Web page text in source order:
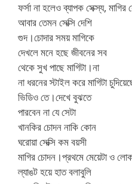
ফর্সা না হলেও ব্যাপক সেক্স্য,
আবার তেমন সেক্সি দেশি
গুদ।চোদার সময় মাগিকে
দেখলে মনে হছে জীবনের সব
থেকে সুখ পাছে মাগিটা।না
না ধরনের স্টাইল করে মাগিটা
ভিডিও তে।দেখে বুঝতে
পারবেন না যে সেটা
খানকির চোদন নাকি কোন
ঘরোয়া সেক্সি কম বয়সী
মাগির চোদন।প্রথমে মেয়েটা ও
ল্যাঙট হয়ে হাত বলাবুলি